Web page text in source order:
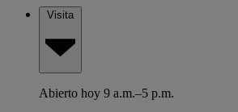
Visita
Abierto hoy 9 a.m.–5 p.m.